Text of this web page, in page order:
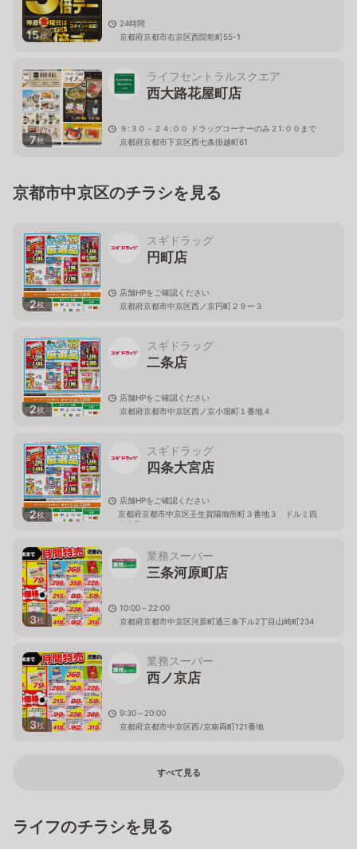
15枚
24時間
京都府京都市右京区西院乾町55-1
7枚
ライフセントラルスクエア
西大路花屋町店
９:３０－２４:００ ドラッグコーナーのみ２1:００まで
京都府京都市下京区西七条掛越町61
京都市中京区のチラシを見る
2枚
スギドラッグ
円町店
店舗HPをご確認ください
京都府京都市中京区西ノ京円町２９ー３
2枚
スギドラッグ
二条店
店舗HPをご確認ください
京都府京都市中京区西ノ京小堀町１番地４
2枚
スギドラッグ
四条大宮店
店舗HPをご確認ください
京都府京都市中京区壬生賀陽御所町３番地３ ドルミ四
条大宮 １Ｆ
3枚
業務スーパー
三条河原町店
10:00～22:00
京都府京都市中京区河原町通三条下ル2丁目山崎町234
3枚
業務スーパー
西ノ京店
9:30～20:00
京都府京都市中京区西ﾉ京南両町121番地
すべて見る
ライフのチラシを見る